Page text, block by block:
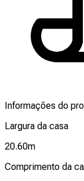
Informações do
Largura da casa
20.60m
Comprimento da